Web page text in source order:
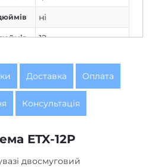
ні
12
Доставка Оплата
Консультація
ETX-12P
двосмуговий